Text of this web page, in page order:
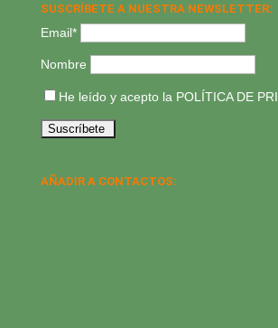
SUSCRÍBETE A NUESTRA NEWSLETTER:
Email*
Nombre
He leído y acepto la POLÍTICA DE
AÑADIR A CONTACTOS: